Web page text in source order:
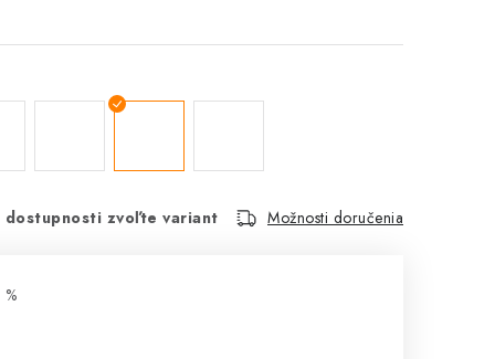
zvoľte variant Možnosti doručenia